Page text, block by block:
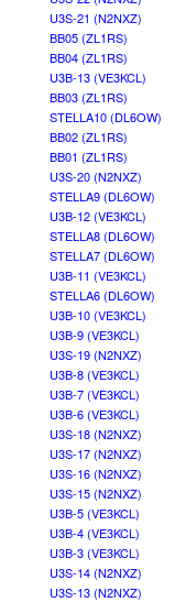
U3S-21 (N2NXZ)
BB05 (ZL1RS)
BB04 (ZL1RS)
U3B-13 (VE3KCL)
BB03 (ZL1RS)
STELLA10 (DL6OW)
BB02 (ZL1RS)
BB01 (ZL1RS)
U3S-20 (N2NXZ)
STELLA9 (DL6OW)
U3B-12 (VE3KCL)
STELLA8 (DL6OW)
STELLA7 (DL6OW)
U3B-11 (VE3KCL)
STELLA6 (DL6OW)
U3B-10 (VE3KCL)
U3B-9 (VE3KCL)
U3S-19 (N2NXZ)
U3B-8 (VE3KCL)
U3B-7 (VE3KCL)
U3B-6 (VE3KCL)
U3S-18 (N2NXZ)
U3S-17 (N2NXZ)
U3S-16 (N2NXZ)
U3S-15 (N2NXZ)
U3B-5 (VE3KCL)
U3B-4 (VE3KCL)
U3B-3 (VE3KCL)
U3S-14 (N2NXZ)
U3S-13 (N2NXZ)